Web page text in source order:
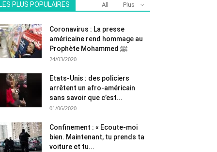
LES PLUS POPULAIRES All Plus
Coronavirus : La presse
américaine rend hommage au
Prophète Mohammed ﷺ
24/03/2020
Etats-Unis : des policiers
arrêtent un afro-américain
sans savoir que c’est...
01/06/2020
Confinement : « Ecoute-moi
bien. Maintenant, tu prends ta
voiture et tu...